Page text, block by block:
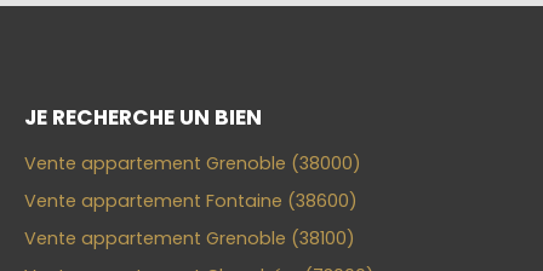
JE RECHERCHE UN BIEN
Vente appartement Grenoble (38000)
Vente appartement Fontaine (38600)
Vente appartement Grenoble (38100)